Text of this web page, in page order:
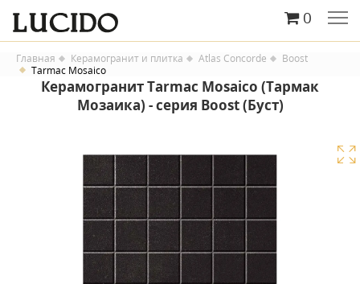
0
Главная Керамогранит и плитка Atlas Concorde
Boost
Tarmac Mosaico
Керамогранит Tarmac Mosaico (Тармак
Мозаика) - серия Boost (Буст)